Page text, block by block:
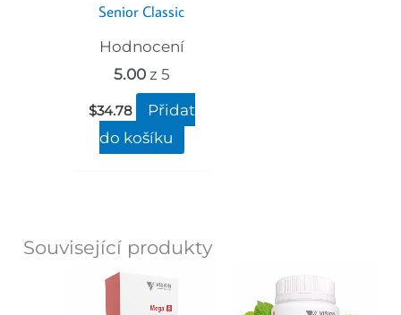
Senior Classic
Hodnocení
5.00z 5
$34.78
Přidat
do košíku
Související produkty